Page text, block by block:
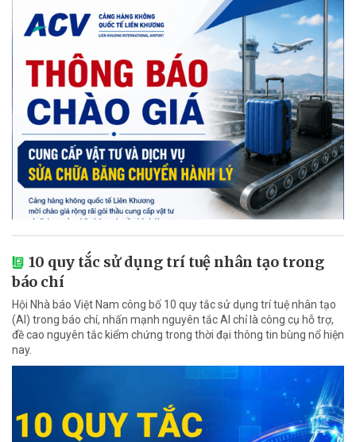
10 quy tắc sử dụng trí tuệ nhân tạo trong
báo chí
Hội Nhà báo Việt Nam công bố 10 quy tắc sử dụng trí tuệ nhân tạo
(AI) trong báo chí, nhấn mạnh nguyên tắc AI chỉ là công cụ hỗ trợ,
đề cao nguyên tắc kiểm chứng trong thời đại thông tin bùng nổ hiện
nay.